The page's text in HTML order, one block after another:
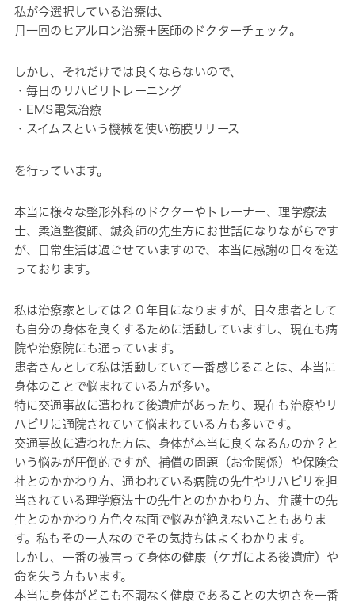
私が今選択している治療は、
月一回のヒアルロン治療＋医師のドクターチェック。
しかし、それだけでは良くならないので、
・毎日のリハビリトレーニング
・EMS電気治療
・スイムスという機械を使い筋膜リリース
を行っています。
本当に様々な整形外科のドクターやトレーナー、理学療法
士、柔道整復師、鍼灸師の先生方にお世話になりながらです
が、日常生活は過ごせていますので、本当に感謝の日々を送
っております。
私は治療家としては２０年目になりますが、日々患者として
も自分の身体を良くするために活動していますし、現在も病
院や治療院にも通っています。
患者さんとして私は活動していて一番感じることは、本当に
身体のことで悩まれている方が多い。
特に交通事故に遭われて後遺症があったり、現在も治療やリ
ハビリに通院されていて悩まれている方も多いです。
交通事故に遭われた方は、身体が本当に良くなるんのか？と
いう悩みが圧倒的ですが、補償の問題（お金関係）や保険会
社とのかかわり方、通われている病院の先生やリハビリを担
当されている理学療法士の先生とのかかわり方、弁護士の先
生とのかかわり方色々な面で悩みが絶えないこともありま
す。私もその一人なのでその気持ちはよくわかります。
しかし、一番の被害って身体の健康（ケガによる後遺症）や
命を失う方もいます。
本当に身体がどこも不調なく健康であることの大切さを一番